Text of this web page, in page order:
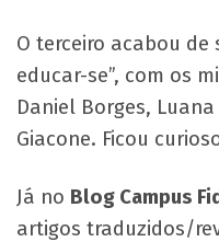
O terceiro acabou de
educar-se”, com os
Daniel Borges,
Giacone. Ficou
Já no Blog Campus
artigos traduzidos/